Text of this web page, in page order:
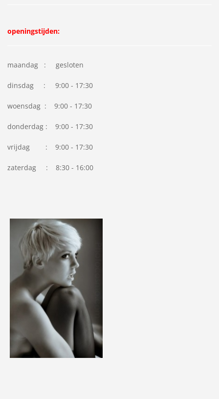
openingstijden:
maandag : gesloten
dinsdag : 9:00 - 17:30
woensdag : 9:00 - 17:30
donderdag : 9:00 - 17:30
vrijdag : 9:00 - 17:30
zaterdag : 8:30 - 16:00